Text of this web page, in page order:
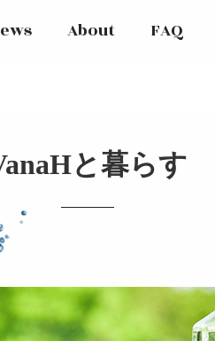
About FAQ
と暮らす